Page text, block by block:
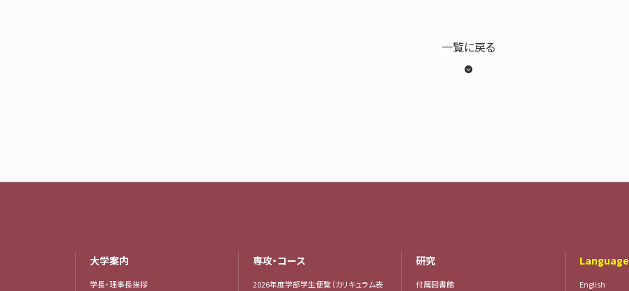
一覧に戻る
大学案内
学長・理事長挨拶
専攻・コース
2026年度学部学生便覧（カリキュラム表
研究
付属図書館
Language
English